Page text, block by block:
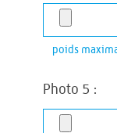
poids
Photo 5 :